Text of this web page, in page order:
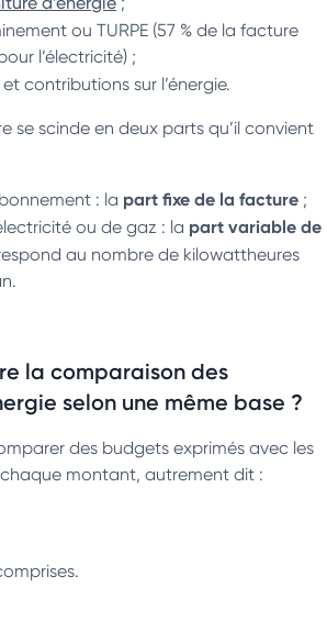
ou TURPE (57 % de la facture
l’électricité) ;
et contributions sur l’énergie.
se scinde en deux parts qu’il convient
: la part fixe de la facture ;
ou de gaz : la part variable de
au nombre de kilowattheures
la comparaison des
selon une même base ?
des budgets exprimés avec les
montant, autrement dit :